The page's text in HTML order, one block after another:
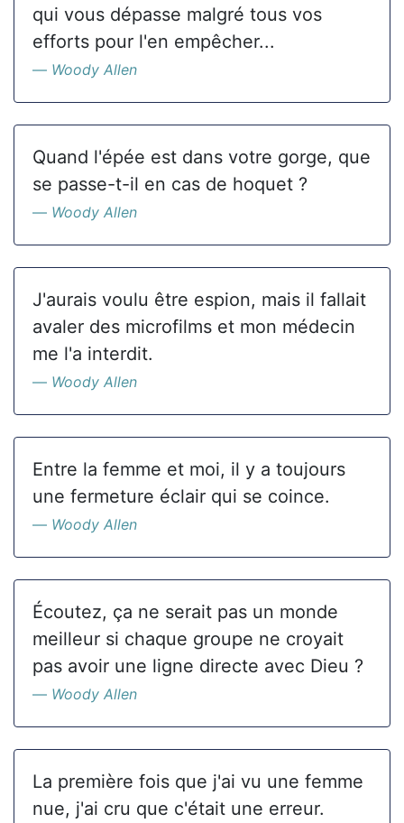
qui vous dépasse malgré tous vos
efforts pour l'en empêcher...
Woody Allen
Quand l'épée est dans votre gorge, que
se passe-t-il en cas de hoquet ?
Woody Allen
J'aurais voulu être espion, mais il fallait
avaler des microfilms et mon médecin
me l'a interdit.
Woody Allen
Entre la femme et moi, il y a toujours
une fermeture éclair qui se coince.
Woody Allen
Écoutez, ça ne serait pas un monde
meilleur si chaque groupe ne croyait
pas avoir une ligne directe avec Dieu ?
Woody Allen
La première fois que j'ai vu une femme
nue, j'ai cru que c'était une erreur.